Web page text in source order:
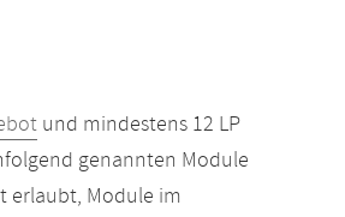
und mindestens 12 LP
genannten Module
erlaubt, Module im